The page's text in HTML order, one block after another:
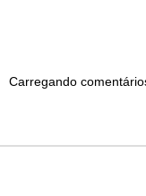
Carregando